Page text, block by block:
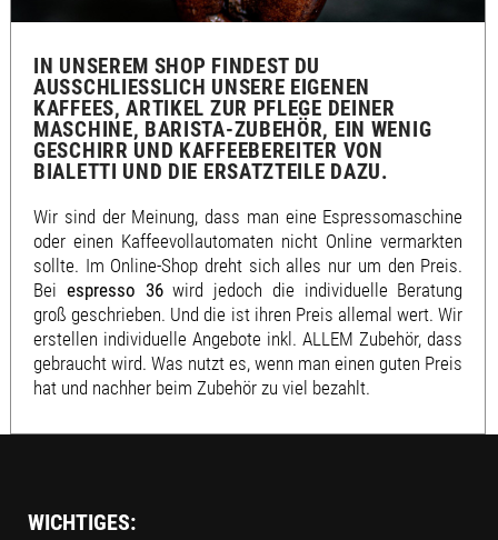
IN UNSEREM SHOP FINDEST DU
AUSSCHLIESSLICH UNSERE EIGENEN K
AFFEES, ARTIKEL ZUR PFLEGE DEINER M
ASCHINE, BARISTA-ZUBEHÖR, EIN WENIG G
ESCHIRR UND KAFFEEBEREITER VON B
IALETTI UND DIE ERSATZTEILE DAZU.
Wir sind der Meinung, dass man eine Espressomaschine
oder einen Kaffeevollautomaten nicht Online vermarkten
sollte. Im Online-Shop dreht sich alles nur um den Preis.
Bei espresso 36wird jedoch die individuelle Beratung
groß geschrieben. Und die ist ihren Preis allemal wert. Wir
erstellen individuelle Angebote inkl. ALLEM Zubehör, dass
gebraucht wird. Was nutzt es, wenn man einen guten Preis
hat und nachher beim Zubehör zu viel bezahlt.
WICHTIGES: